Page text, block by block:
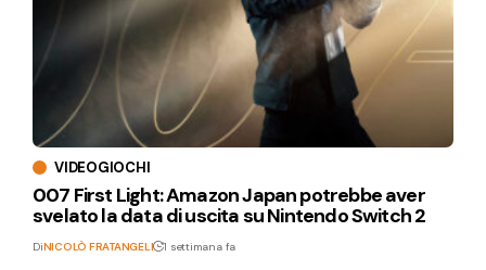
VIDEOGIOCHI
007 First Light: Amazon Japan potrebbe aver
svelato la data di uscita su Nintendo Switch 2
DiNICOLÒ FRATANGELI 1 settimana fa